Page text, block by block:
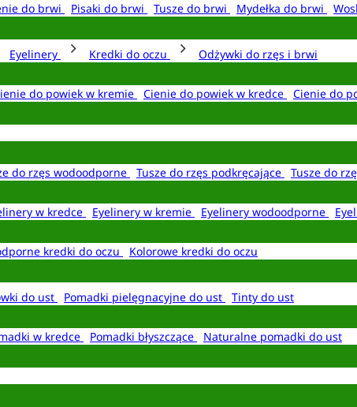
do brwi Pisaki do brwi Tusze do brwi Mydełka do brwi
Eyelinery Kredki do oczu
Odżywki do rzęs i brwi
do powiek w kremie Cienie do powiek w kredce Cienie do
do rzęs wodoodporne Tusze do rzęs podkręcające Tusze do
w kredce Eyelinery w kremie Eyelinery wodoodporne
kredki do oczu
Kolorowe kredki do oczu
do ust Pomadki pielęgnacyjne do ust
Tinty do ust
w kredce Pomadki błyszczące
Naturalne pomadki do ust